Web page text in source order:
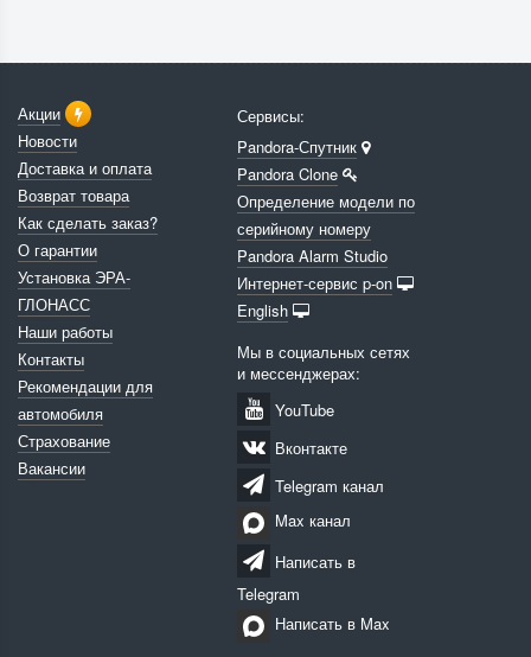
Акции
Новости
Доставка и оплата
Возврат товара
Как сделать заказ?
О гарантии
Установка ЭРА-
ГЛОНАСС
Наши работы
Контакты
Рекомендации для
автомобиля
Страхование
Вакансии
Сервисы:
Pandora-Спутник
Pandora Clone
Определение модели по
серийному номеру
Pandora Alarm Studio
Интернет-сервис p-on
English
Мы в социальных сетях
и мессенджерах:
YouTube
Вконтакте
Telegram канал
Max канал
Написать в
Telegram
Написать в Max